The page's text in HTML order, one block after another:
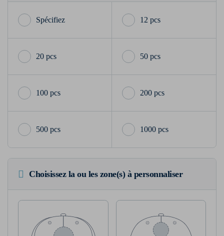
12 pcs
20 pcs 50 pcs
100 pcs 200 pcs
500 pcs 1000 pcs
Choisissez la ou les zone(s) à personnaliser